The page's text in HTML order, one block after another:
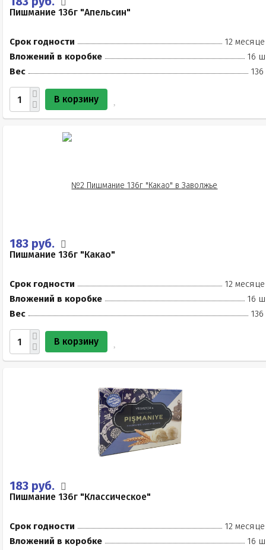
Пишмание 136г "Апельсин"
Срок годности
12
Вложений в коробке
16
Вес
136
В корзину
183 руб.
Пишмание 136г "Какао"
Срок годности
12
Вложений в коробке
16
Вес
136
В корзину
183 руб.
Пишмание 136г "Классическое"
Срок годности
12
Вложений в коробке
16